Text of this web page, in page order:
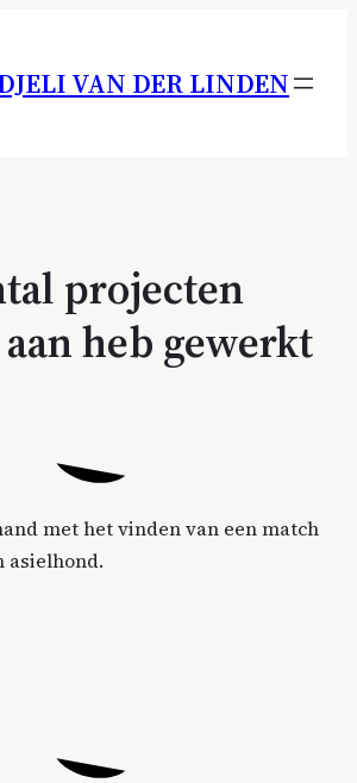
VAN DER LINDEN
projecten
heb gewerkt
met het vinden van een match
asielhond.